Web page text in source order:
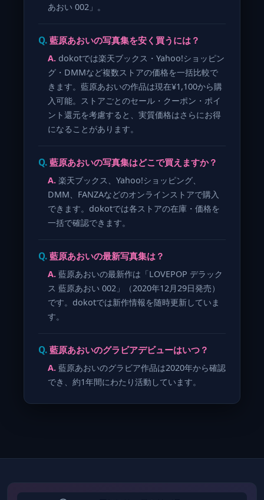
あおい 002」。
藍原あおいの写真集を安く買うには？
dokotでは楽天ブックス・Yahoo!ショッピン
グ・DMMなど複数ストアの価格を一括比較で
きます。藍原あおいの作品は現在¥1,100から購
入可能。ストアごとのセール・クーポン・ポイ
ント還元を考慮すると、実質価格はさらにお得
になることがあります。
藍原あおいの写真集はどこで買えますか？
楽天ブックス、Yahoo!ショッピング、
DMM、FANZAなどのオンラインストアで購入
できます。dokotでは各ストアの在庫・価格を
一括で確認できます。
藍原あおいの最新写真集は？
藍原あおいの最新作は「LOVEPOP デラック
ス 藍原あおい 002」（2020年12月29日発売）
です。dokotでは新作情報を随時更新していま
す。
藍原あおいのグラビアデビューはいつ？
藍原あおいのグラビア作品は2020年から確認
でき、約1年間にわたり活動しています。